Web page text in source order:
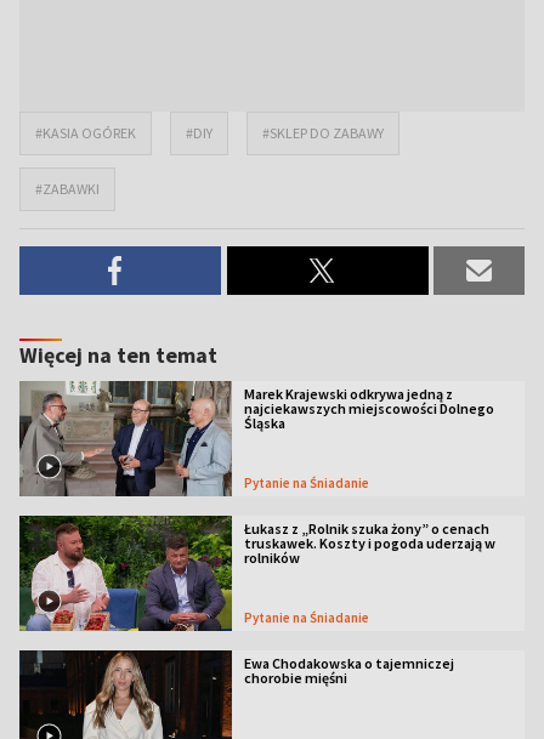
#KASIA OGÓREK #DIY #SKLEP DO ZABAWY
#ZABAWKI
Więcej na ten temat
Marek Krajewski odkrywa jedną z
najciekawszych miejscowości Dolnego
Śląska
Pytanie na Śniadanie
Łukasz z „Rolnik szuka żony” o cenach
truskawek. Koszty i pogoda uderzają w
rolników
Pytanie na Śniadanie
Ewa Chodakowska o tajemniczej
chorobie mięśni